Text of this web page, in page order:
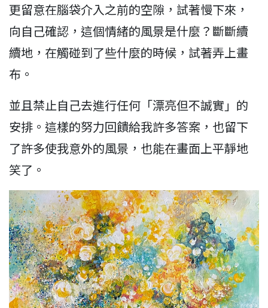
更留意在腦袋介入之前的空隙，試著慢下來，
向自己確認，這個情緒的風景是什麼？斷斷續
續地，在觸碰到了些什麼的時候，試著弄上畫
布。
並且禁止自己去進行任何「漂亮但不誠實」的
安排。這樣的努力回饋給我許多答案，也留下
了許多使我意外的風景，也能在畫面上平靜地
笑了。